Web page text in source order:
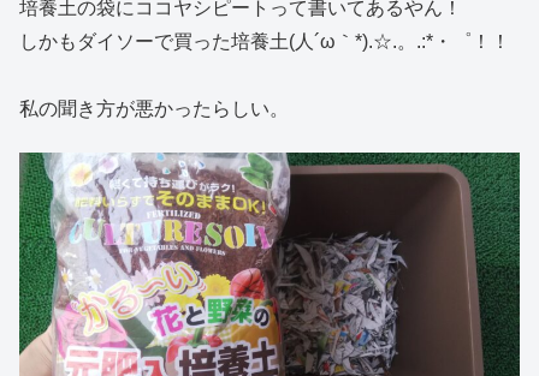
培養土の袋にココヤシピートって書いてあるやん！
しかもダイソーで買った培養土(人´ω｀*).☆.。.:*・゜！！
私の聞き方が悪かったらしい。